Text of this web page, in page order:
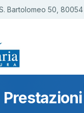
Bartolomeo 50,
Prestazioni